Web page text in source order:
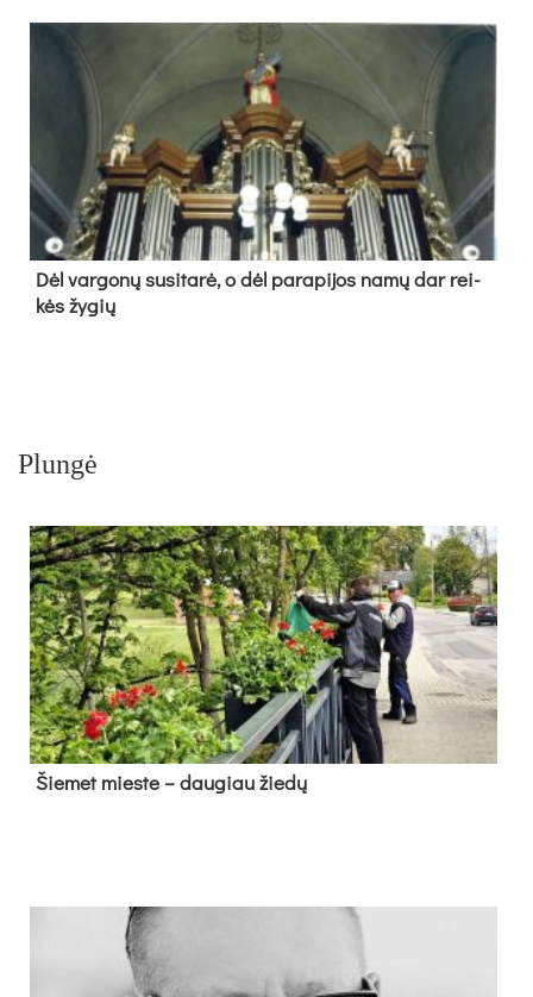
Dėl var­go­nų su­si­ta­rė, o dėl pa­ra­pi­jos na­mų dar rei­
kės žy­gių
Plungė
Šie­met mies­te – dau­giau žie­dų